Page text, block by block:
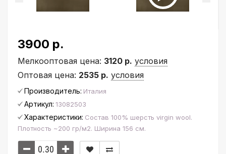
3900 р.
Мелкооптовая цена: 3120 р. условия
Оптовая цена: 2535 р. условия
Производитель: Италия
Артикул: 13082503
Характеристики: Состав 100% шерсть virgin wool.
Плотность ~200 гр/м2. Ширина 156 см.